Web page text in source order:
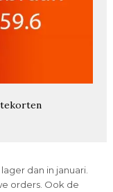
dan in januari.
orders. Ook de